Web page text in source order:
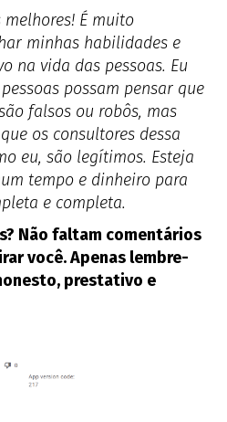
É muito
minhas habilidades e
na vida das pessoas. Eu
possam pensar que
falsos ou robôs, mas
os consultores dessa
eu, são legítimos. Esteja
tempo e dinheiro para
e completa.
Não faltam comentários
você. Apenas lembre-
prestativo e